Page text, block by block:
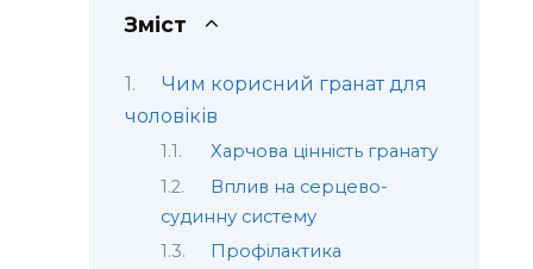
Зміст
Чим корисний гранат для
чоловіків
Харчова цінність гранату
Вплив на серцево-
судинну систему
Профілактика